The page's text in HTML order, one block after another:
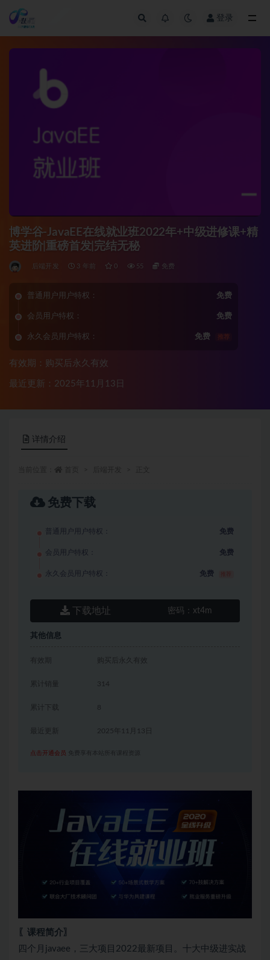
登录
博学谷-JavaEE在线就业班2022年+中级进修课+精
英进阶|重磅首发|完结无秘
后端开发 3 年前 0 55 免费
普通用户用户特权： 免费
会员用户特权： 免费
永久会员用户特权： 免费 推荐
有效期：购买后永久有效
最近更新：2025年11月13日
详情介绍
免费下载
普通用户用户特权： 免费
会员用户特权： 免费
永久会员用户特权： 免费
下载地址 密码： xt4m
其他信息
有效期 购买后永久有效
累计销量 314
累计下载 8
2025年11月13日
点击开通会员 免费享有本站所有课程资源
〖课程简介〗
四个月javaee，三大项目2022最新项目。十大中级进实战